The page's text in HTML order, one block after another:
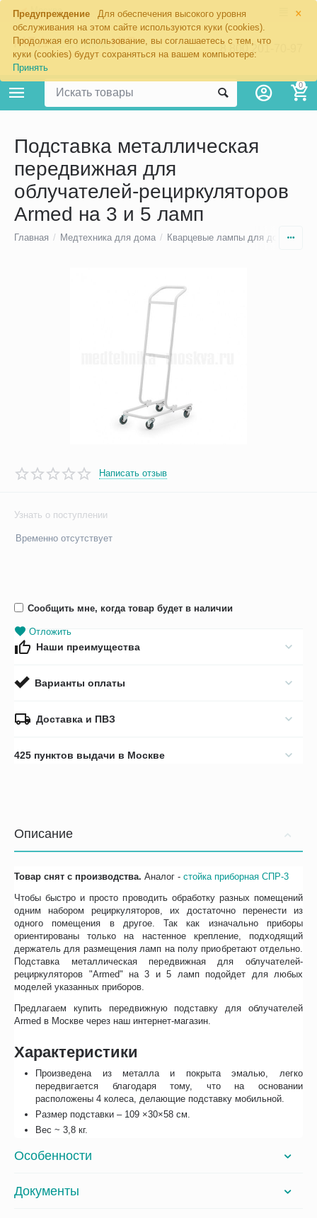
×
Предупреждение
Для обеспечения высокого уровня
обслуживания на этом сайте используются куки (cookies).
Продолжая его использование, вы соглашаетесь с тем, что
куки (cookies) будут сохраняться на вашем компьютере:
Принять
Москва
8 800 201-70-97
0
Подставка металлическая
передвижная для
облучателей-рециркуляторов
Armed на 3 и 5 ламп
Главная / Медтехника для дома / Кварцевые лампы для дома и
Написать отзыв
Узнать о поступлении
Временно отсутствует
Сообщить мне, когда товар будет в наличии
Отложить
Наши преимущества
Варианты оплаты
Доставка и ПВЗ
425 пунктов выдачи в Москве
Описание
Товар снят с производства. Аналог -стойка приборная СПР-3
Чтобы быстро и просто проводить обработку разных помещений
одним набором рециркуляторов, их достаточно перенести из
одного помещения в другое. Так как изначально приборы
ориентированы только на настенное крепление, подходящий
держатель для размещения ламп на полу приобретают отдельно.
Подставка металлическая передвижная для облучателей-
рециркуляторов "Armed" на 3 и 5 ламп подойдет для любых
моделей указанных приборов.
Предлагаем купить передвижную подставку для облучателей
Armed в Москве через наш интернет-магазин.
Характеристики
Произведена из металла и покрыта эмалью, легко
передвигается благодаря тому, что на основании
расположены 4 колеса, делающие подставку мобильной.
Размер подставки – 109 ×30×58 см.
Вес ~ 3,8 кг.
Особенности
Документы